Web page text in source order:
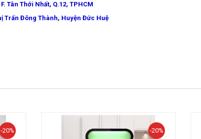
Tân Thới Nhất, Q.12, TPHCM
Trấn Đông Thành, Huyện Đức Huệ
-20% -20%